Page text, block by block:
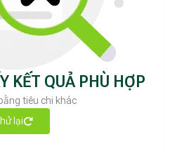
KẾT QUẢ PHÙ HỢP
tiêu chi khác
lại